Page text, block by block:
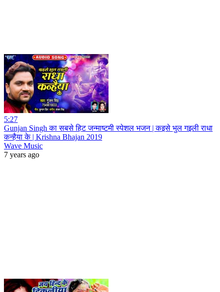
5:27
Gunjan Singh का सबसे हिट जन्माष्टमी स्पेशल भजन | कइसे भुल गइली राधा
कन्हैया के | Krishna Bhajan 2019
Wave Music
7 years ago